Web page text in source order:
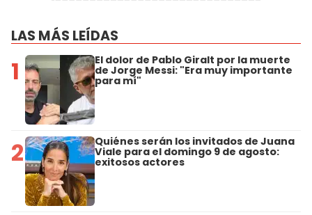
LAS MÁS LEÍDAS
1 El dolor de Pablo Giralt por la muerte
de Jorge Messi: "Era muy importante
para mí"
2 Quiénes serán los invitados de Juana
Viale para el domingo 9 de agosto:
exitosos actores